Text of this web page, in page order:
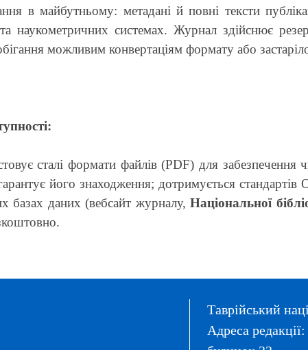
в майбутньому: метадані й повні тексти
наукометричних системах. Журнал здійснює
можливим конвертаціям формату або
сталі формати файлів (PDF) для
його знаходження; дотримується стандартів
базах даних (вебсайт журналу,Національної
Таврійський
Адреса